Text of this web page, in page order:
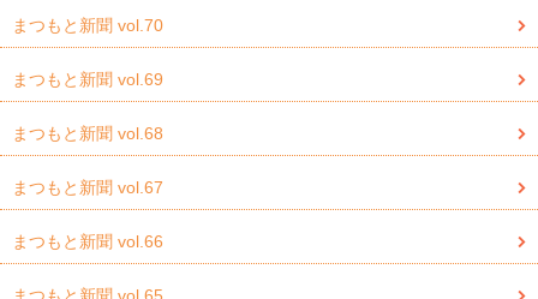
まつもと新聞 vol.70
まつもと新聞 vol.69
まつもと新聞 vol.68
まつもと新聞 vol.67
まつもと新聞 vol.66
まつもと新聞 vol.65